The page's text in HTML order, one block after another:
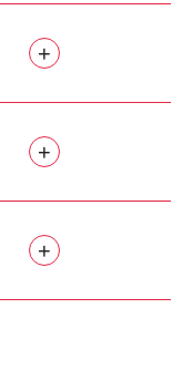
+
+
+